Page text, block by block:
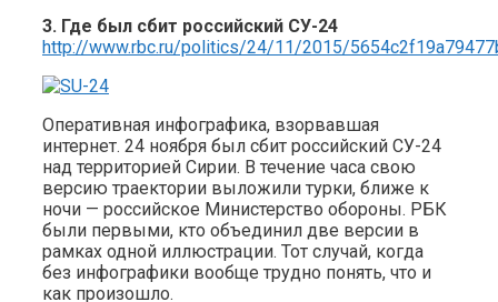
3. Где был сбит российский СУ-24
http://www.rbc.ru/politics/24/11/2015/
Оперативная инфографика, взорвавшая
интернет. 24 ноября был сбит российский СУ-24
над территорией Сирии. В течение часа свою
версию траектории выложили турки, ближе к
ночи — российское Министерство обороны. РБК
были первыми, кто объединил две версии в
рамках одной иллюстрации. Тот случай, когда
без инфографики вообще трудно понять, что и
как произошло.